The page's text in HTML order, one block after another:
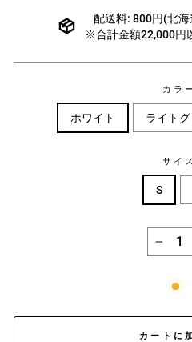
格
配送料: 800円(北
※合計金額22,000円
カラー
ホワイト ライト
サイ
S
カートに